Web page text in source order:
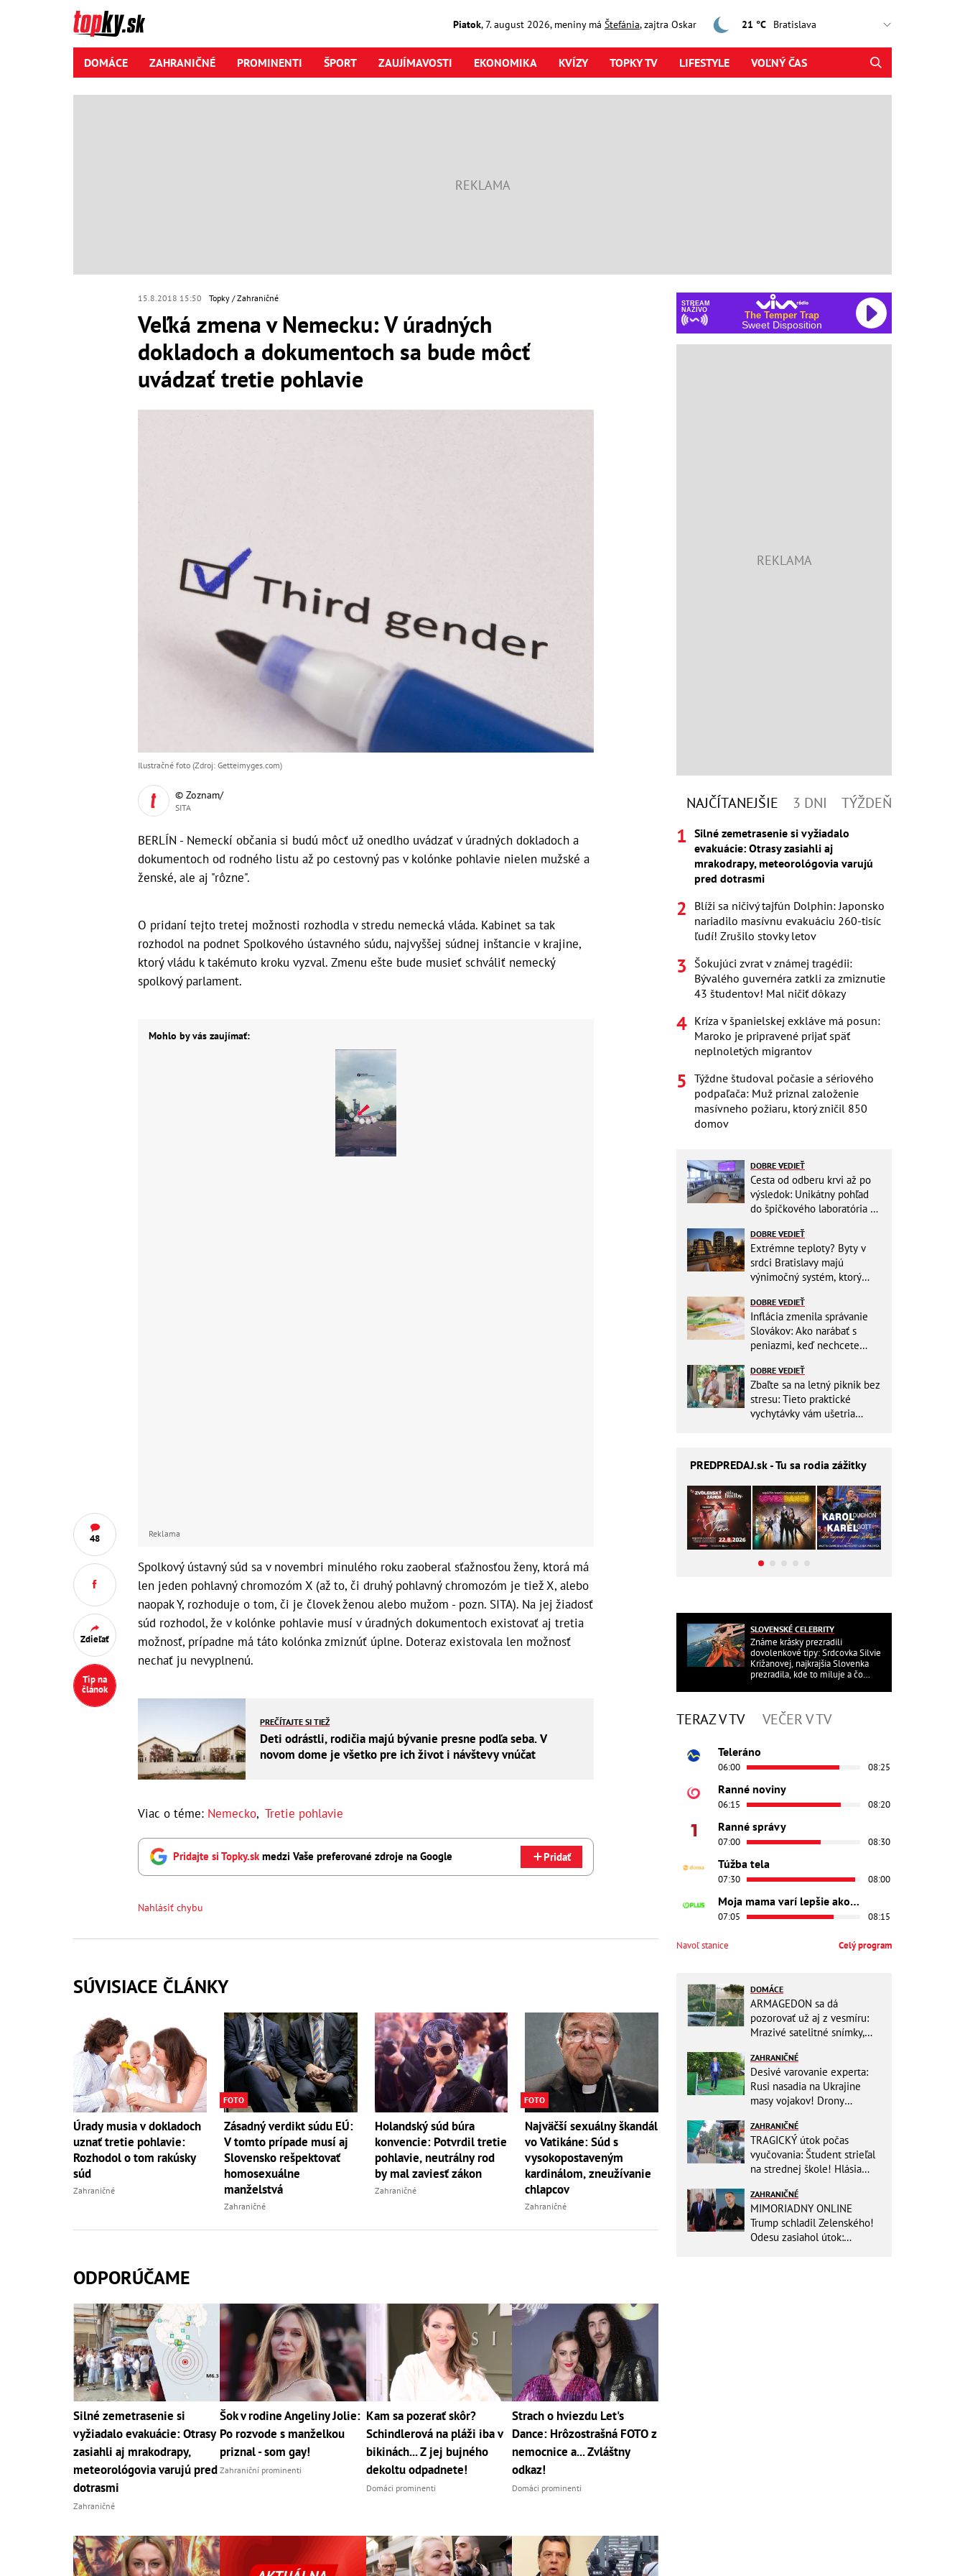
Piatok,7. august2026, meniny má Štefánia, zajtra Oskar 21 °C
DOMÁCE ZAHRANIČNÉ PROMINENTI ŠPORT ZAUJÍMAVOSTI EKONOMIKA KVÍZY TOPKY TV LIFESTYLE VOĽNÝ ČAS
15.8.2018 15:50 Topky Zahraničné
Veľká zmena v Nemecku: V úradných
dokladoch a dokumentoch sa bude môcť
uvádzať tretie pohlavie
48
Zdieľať
Tip na
článok
Ilustračné foto (Zdroj: Getteimyges.com)
© Zoznam/
SITA
BERLÍN - Nemeckí občania si budú môcť už onedlho uvádzať v úradných dokladoch a
dokumentoch od rodného listu až po cestovný pas v kolónke pohlavie nielen mužské a
ženské, ale aj "rôzne".
O pridaní tejto tretej možnosti rozhodla v stredu nemecká vláda. Kabinet sa tak
rozhodol na podnet Spolkového ústavného súdu, najvyššej súdnej inštancie v krajine,
ktorý vládu k takémuto kroku vyzval. Zmenu ešte bude musieť schváliť nemecký
spolkový parlament.
Mohlo by vás zaujímať:
Reklama
Spolkový ústavný súd sa v novembri minulého roku zaoberal sťažnosťou ženy, ktorá má
len jeden pohlavný chromozóm X (až to, či druhý pohlavný chromozóm je tiež X, alebo
naopak Y, rozhoduje o tom, či je človek ženou alebo mužom - pozn. SITA). Na jej žiadosť
súd rozhodol, že v kolónke pohlavie musí v úradných dokumentoch existovať aj tretia
možnosť, prípadne má táto kolónka zmiznúť úplne. Doteraz existovala len možnosť
nechať ju nevyplnenú.
PREČÍTAJTE SI TIEŽ
Deti odrástli, rodičia majú bývanie presne podľa seba. V
novom dome je všetko pre ich život i návštevy vnúčat
Viac o téme: Nemecko, Tretie pohlavie
Pridajte si Topky.skmedzi Vaše preferované zdroje na Google Pridať
Nahlásiť chybu
SÚVISIACE ČLÁNKY
Úrady musia v dokladoch
uznať tretie pohlavie:
Rozhodol o tom rakúsky
súd
Zahraničné
FOTO
Zásadný verdikt súdu EÚ:
V tomto prípade musí aj
Slovensko rešpektovať
homosexuálne
manželstvá
Zahraničné
Holandský súd búra
konvencie: Potvrdil tretie
pohlavie, neutrálny rod
by mal zaviesť zákon
Zahraničné
FOTO
Najväčší sexuálny škandál
vo Vatikáne: Súd s
vysokopostaveným
kardinálom, zneužívanie
chlapcov
Zahraničné
ODPORÚČAME
Silné zemetrasenie si
vyžiadalo evakuácie: Otrasy
zasiahli aj mrakodrapy,
meteorológovia varujú pred
dotrasmi
Zahraničné
Šok v rodine Angeliny Jolie:
Po rozvode s manželkou
priznal - som gay!
Zahraniční prominenti
Kam sa pozerať skôr?
Schindlerová na pláži iba v
bikinách... Z jej bujného
dekoltu odpadnete!
Domáci prominenti
Strach o hviezdu Let's
Dance: Hrôzostrašná FOTO z
nemocnice a... Zvláštny
odkaz!
Domáci prominenti
STREAM
NAŽIVO
The Temper Trap
Sweet Disposition
NAJČÍTANEJŠIE 3 DNI TÝŽDEŇ
Silné zemetrasenie si vyžiadalo
evakuácie: Otrasy zasiahli aj
mrakodrapy, meteorológovia varujú
pred dotrasmi
Blíži sa ničivý tajfún Dolphin: Japonsko
nariadilo masívnu evakuáciu 260-tisíc
ľudí! Zrušilo stovky letov
Šokujúci zvrat v známej tragédii:
Bývalého guvernéra zatkli za zmiznutie
43 študentov! Mal ničiť dôkazy
Kríza v španielskej exkláve má posun:
Maroko je pripravené prijať späť
neplnoletých migrantov
Týždne študoval počasie a sériového
podpaľača: Muž priznal založenie
masívneho požiaru, ktorý zničil 850
domov
DOBRE VEDIEŤ
Cesta od odberu krvi až po
výsledok: Unikátny pohľad
do špičkového laboratória na
DOBRE VEDIEŤ
Extrémne teploty? Byty v
srdci Bratislavy majú
výnimočný systém, ktorý
DOBRE VEDIEŤ
Inflácia zmenila správanie
Slovákov: Ako narábať s
peniazmi, keď nechcete
DOBRE VEDIEŤ
Zbaľte sa na letný piknik bez
stresu: Tieto praktické
vychytávky vám ušetria
PREDPREDAJ.sk - Tu sa rodia zážitky
SLOVENSKÉ CELEBRITY
Známe krásky prezradili
dovolenkové tipy: Srdcovka Silvie
Križanovej, najkrajšia Slovenka
prezradila, kde to miluje a čo
TERAZ V TV VEČER V TV
Teleráno
06:00 08:25
Ranné noviny
06:15 08:20
Ranné správy
07:00 08:30
Túžba tela
07:30 08:00
Moja mama varí lepšie ako tvoja
07:05 08:15
Navoľ stanice Celý program
DOMÁCE
ARMAGEDON sa dá
pozorovať už aj z vesmíru:
Mrazivé satelitné snímky,
vode ani stopy!
ZAHRANIČNÉ
Desivé varovanie experta:
Rusi nasadia na Ukrajine
masy vojakov! Drony
ZAHRANIČNÉ
TRAGICKÝ útok počas
vyučovania: Študent strieľal
na strednej škole! Hlásia
zranených
ZAHRANIČNÉ
MIMORIADNY ONLINE
Trump schladil Zelenského!
Odesu zasiahol útok: